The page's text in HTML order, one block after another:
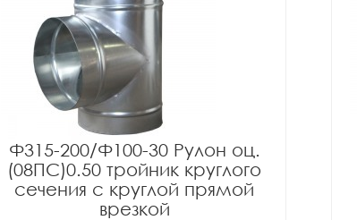
Ф315-200/Ф100-30 Рулон оц.
(08ПС)0.50 тройник круглого
сечения с круглой прямой
врезкой